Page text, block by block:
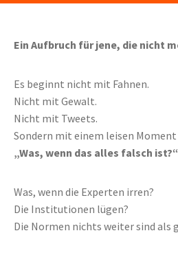
Ein Aufbruch für jene, die nicht
Es beginnt nicht mit Fahnen.
Nicht mit Gewalt.
Nicht mit Tweets.
Sondern mit einem leisen
„Was, wenn das alles falsch ist?“
Was, wenn die Experten irren?
Die Institutionen lügen?
Die Normen nichts weiter sind als